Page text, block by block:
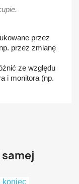
przez
przez zmianę
ze względu
i monitora (np.